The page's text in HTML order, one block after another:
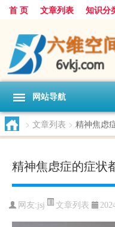
首 页 文章列表 知识分
网站导航
> 文章列表 > 精神焦虑
精神焦虑症的症状
网友:jsj 文章列表